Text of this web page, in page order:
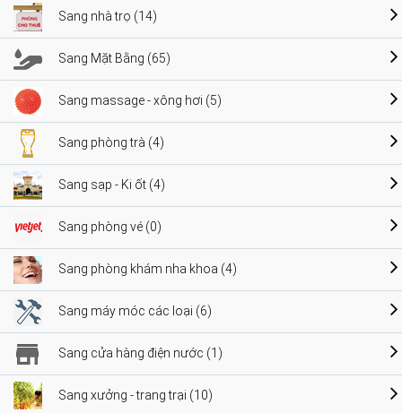
Sang nhà trọ (14)
Sang Mặt Bằng (65)
Sang massage - xông hơi (5)
Sang phòng trà (4)
Sang sạp - Ki ốt (4)
Sang phòng vé (0)
Sang phòng khám nha khoa (4)
Sang máy móc các loại (6)
Sang cửa hàng điện nước (1)
Sang xưởng - trang trại (10)